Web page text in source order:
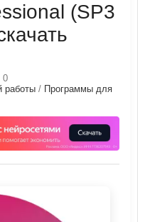
(SP3
0
работы / Программы для